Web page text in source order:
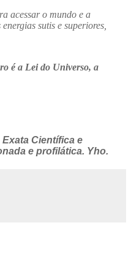
acessar o mundo e a
sutis e superiores,
é a Lei do Universo, a
Científica e
e profilática. Yho.